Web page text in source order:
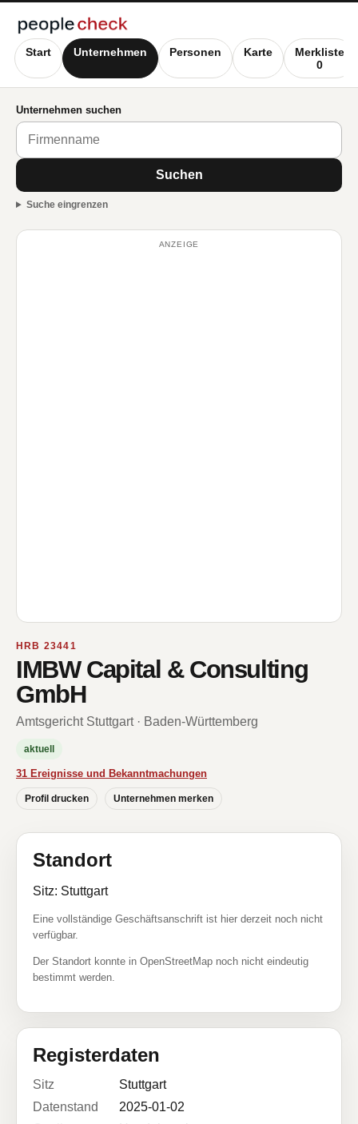
Start Unternehmen Personen Karte
Merkliste
0
Unternehmen suchen
Suchen
Suche eingrenzen
ANZEIGE
HRB 23441
IMBW Capital & Consulting
GmbH
Amtsgericht Stuttgart · Baden-Württemberg
aktuell
31 Ereignisse und Bekanntmachungen
Profil drucken Unternehmen merken
Standort
Sitz: Stuttgart
Eine vollständige Geschäftsanschrift ist hier derzeit noch nicht
verfügbar.
Der Standort konnte in OpenStreetMap noch nicht eindeutig
bestimmt werden.
Registerdaten
Sitz
Stuttgart
Datenstand
2025-01-02